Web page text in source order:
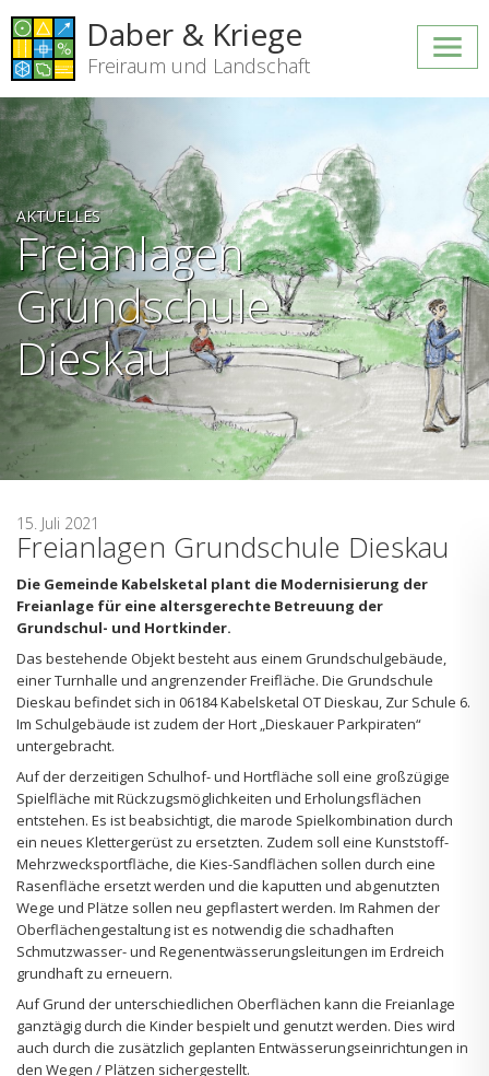
Daber & Kriege
Freiraum und Landschaft
AKTUELLES
Freianlagen
Grundschule
Dieskau
15. Juli 2021
Freianlagen Grundschule Dieskau
Die Gemeinde Kabelsketal plant die Modernisierung der
Freianlage für eine altersgerechte Betreuung der
Grundschul- und Hortkinder.
Das bestehende Objekt besteht aus einem Grundschulgebäude,
einer Turnhalle und angrenzender Freifläche. Die Grundschule
Dieskau befindet sich in 06184 Kabelsketal OT Dieskau, Zur Schule 6.
Im Schulgebäude ist zudem der Hort „Dieskauer Parkpiraten“
untergebracht.
Auf der derzeitigen Schulhof- und Hortfläche soll eine großzügige
Spielfläche mit Rückzugsmöglichkeiten und Erholungsflächen
entstehen. Es ist beabsichtigt, die marode Spielkombination durch
ein neues Klettergerüst zu ersetzten. Zudem soll eine Kunststoff-
Mehrzwecksportfläche, die Kies-Sandflächen sollen durch eine
Rasenfläche ersetzt werden und die kaputten und abgenutzten
Wege und Plätze sollen neu gepflastert werden. Im Rahmen der
Oberflächengestaltung ist es notwendig die schadhaften
Schmutzwasser- und Regenentwässerungsleitungen im Erdreich
grundhaft zu erneuern.
Auf Grund der unterschiedlichen Oberflächen kann die Freianlage
ganztägig durch die Kinder bespielt und genutzt werden. Dies wird
auch durch die zusätzlich geplanten Entwässerungseinrichtungen in
den Wegen / Plätzen sichergestellt.